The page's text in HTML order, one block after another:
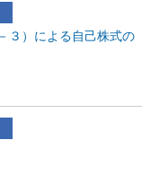
３）による自己株式の